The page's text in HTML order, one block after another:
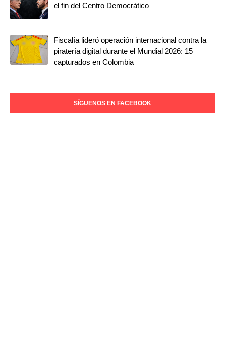
el fin del Centro Democrático
Fiscalía lideró operación internacional contra la
piratería digital durante el Mundial 2026: 15
capturados en Colombia
SÍGUENOS EN FACEBOOK